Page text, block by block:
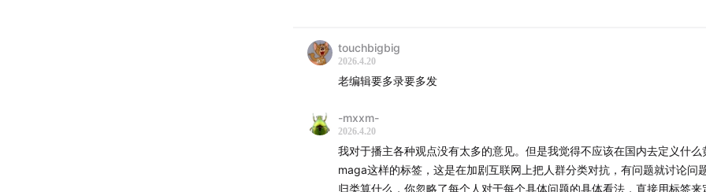
touchbigbig
2026.4.20
老编辑要多录要多发
-mxxm-
2026.4.20
我对于播主各种观点没有太多的意见。但是我觉得不应该在国内去定义什么
maga这样的标签，这是在加剧互联网上把人群分类对抗，有问题就讨论问
归类算什么，你忽略了每个人对于每个具体问题的具体看法，直接用标签来